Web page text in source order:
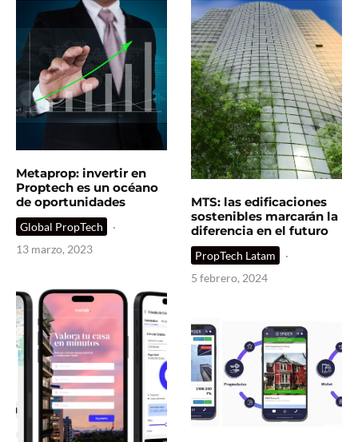
Metaprop: invertir en
Proptech es un océano
de oportunidades
Global PropTech
·
13 marzo, 2023
MTS: las edificaciones
sostenibles marcarán la
diferencia en el futuro
PropTech Latam
·
5 febrero, 2024